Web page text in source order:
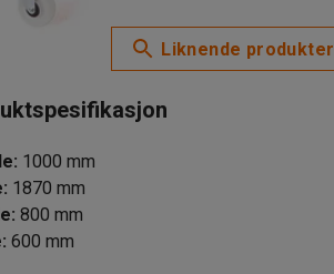
Liknende produkter
: 1000 mm
: 1870 mm
: 800 mm
: 600 mm